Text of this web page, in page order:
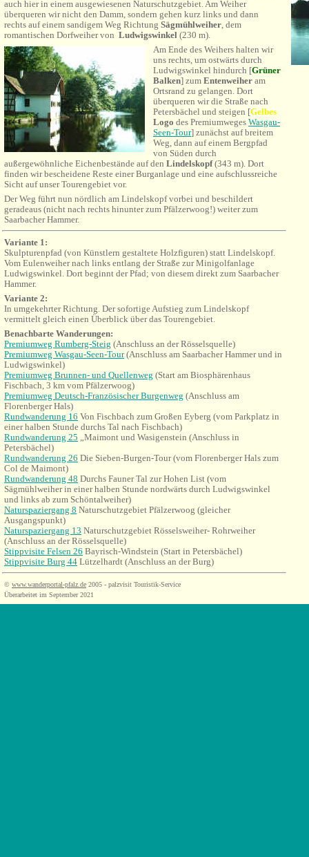
auch hier in einem ausgewiesenen Naturschutzgebiet. Am Weiher
überqueren wir nicht den Damm, sondern gehen kurz links und dann
rechts auf einem sandigem Weg Richtung Sägmühlweiher, dem
romantischen Dorfweiher von Ludwigswinkel (230 m).
Am Ende des Weihers halten wir
uns rechts, um ostwärts durch
Ludwigswinkel hindurch [Grüner
Balken] zum Entenweiher am
Ortsrand zu gelangen. Dort
überqueren wir die Straße nach
Petersbächel und steigen [Gelbes
Logo des Premiumweges Wasgau-
Seen-Tour] zunächst auf breitem
Weg, dann auf einem Bergpfad
von Süden durch
außergewöhnliche Eichenbestände auf den Lindelskopf(343 m). Dort
finden wir bescheidene Reste einer Burganlage und eine aufschlussreiche
Sicht auf unser Tourengebiet vor.
Der Weg führt nun nördlich am Lindelskopf vorbei und beschildert
geradeaus (nicht nach rechts hinunter zum Pfälzerwoog!) weiter zum
Saarbacher Hammer.
Variante 1:
Skulpturenpfad (von Künstlern gestaltete Holzfiguren) statt Lindelskopf.
Vom Eulenweiher nach links entlang der Straße zur Minigolfanlage
Ludwigswinkel. Dort beginnt der Pfad; von diesem direkt zum Saarbacher
Hammer.
Variante 2:
In umgekehrterRichtung. Der sofortige Aufstieg zum Lindelskopf
vermittelt gleich einen Überblick über das Tourengebiet.
Benachbarte Wanderungen:
Premiumweg Rumberg-Steig (Anschluss an der Rösselsquelle)
Premiumweg Wasgau-Seen-Tour (Anschluss am Saarbacher Hammer und in
Ludwigswinkel)
Premiumweg Brunnen- und Quellenweg (Start am Biosphärenhaus
Fischbach, 3 km vom Pfälzerwoog)
Premiumweg Deutsch-Französischer Burgenweg (Anschluss am
Florenberger Hals)
Rundwanderung 16 Von Fischbach zum Großen Eyberg (vom Parkplatz in
einer halben Stunde durchs Tal nach Fischbach)
Rundwanderung 25 „Maimont und Wasigenstein (Anschluss in
Petersbächel)
Rundwanderung 26 Die Sieben-Burgen-Tour (vom Florenberger Hals zum
Col de Maimont)
Rundwanderung 48 Durchs Fauner Tal zur Hohen List (vom
Sägmühlweiher in einer halben Stunde nordwärts durch Ludwigswinkel
und links ab zum Schöntalweiher)
Naturspaziergang 8 Naturschutzgebiet Pfälzerwoog (gleicher
Ausgangspunkt)
Naturspaziergang 13 Naturschutzgebiet Rösselsweiher- Rohrweiher
(Anschluss an der Rösselsquelle)
Stippvisite Felsen 26 Bayrisch-Windstein (Start in Petersbächel)
Stippvisite Burg 44 Lützelhardt (Anschluss an der Burg)
© www.wanderportal-pfalz.de 2005 - palzvisit Touristik-Service
Überarbeitet im September 2021